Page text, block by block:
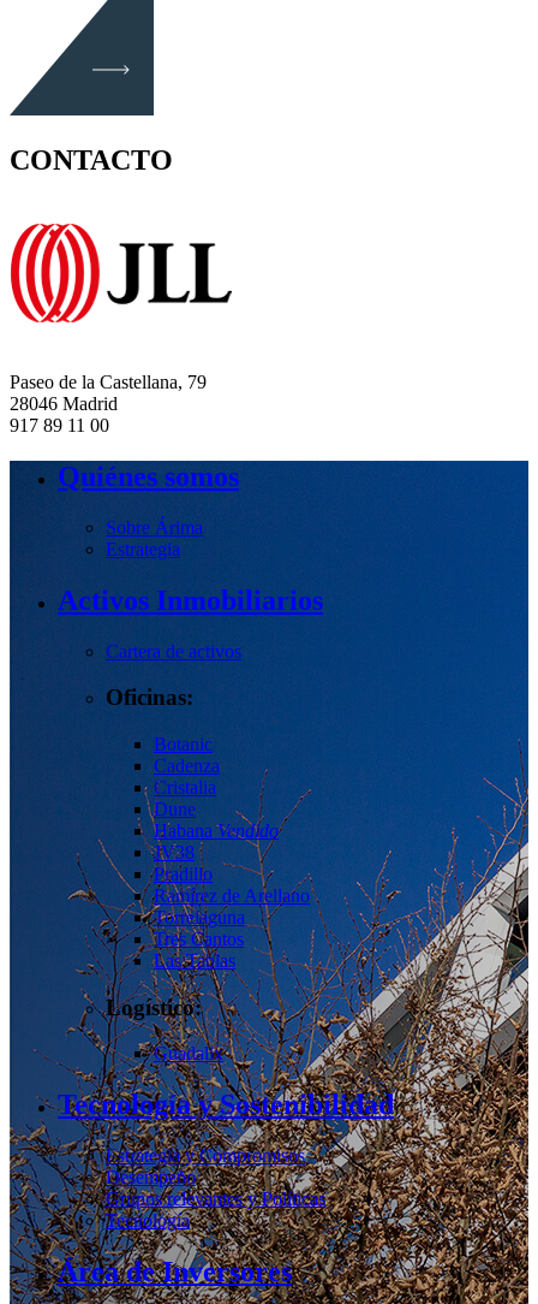
CONTACTO
Paseo de la Castellana, 79
28046 Madrid
917 89 11 00
Quiénes somos
Sobre Árima
Estrategia
Activos Inmobiliarios
Cartera de activos
Oficinas:
Botanic
Cadenza
Cristalia
Dune
HabanaVendido
JV38
Pradillo
Ramírez de Arellano
Torrelaguna
Tres Cantos
Las Tablas
Logístico:
Guadalix
Tecnología y Sostenibilidad
Estrategia y Compromisos
Desempeño
Grupos relevantes y Políticas
Tecnología
Área de Inversores